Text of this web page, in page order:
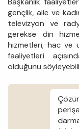
gençlik, aile ve
televizyon ve
gerekse din
hizmetleri, hac ve
faaliyetleri
olduğunu